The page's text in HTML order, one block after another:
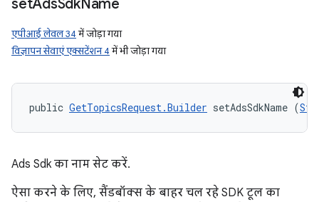
setAdsSdkName
एपीआई लेवल 34में जोड़ा गया
विज्ञापन सेवाएं एक्सटेंशन 4में भी जोड़ा गया
public GetTopicsRequest.Builder setAdsSdkName (
Ads Sdk का नाम सेट करें.
ऐसा करने के लिए, सैंडबॉक्स के बाहर चल रहे SDK टूल का